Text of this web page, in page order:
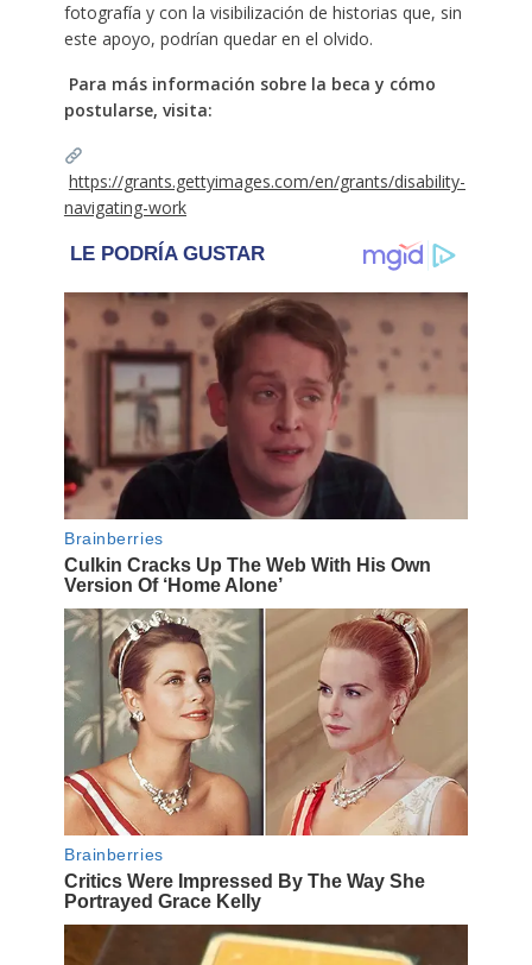
fotografía y con la visibilización de historias que, sin
este apoyo, podrían quedar en el olvido.
Para más información sobre la beca y cómo
postularse, visita:
https://grants.gettyimages.com/en/grants/disability-
navigating-work